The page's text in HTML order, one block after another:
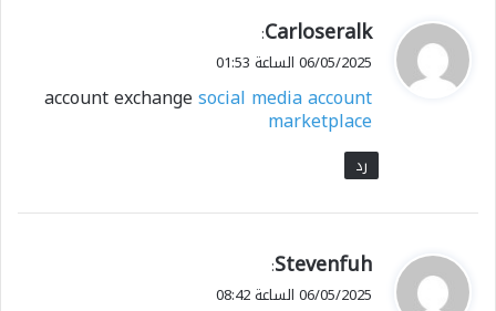
ي
ق
ل
Carloseralk
:
06/05/2025 الساعة 01:53
account exchangesocial media account
marketplace
رد
ي
ق
Stevenfuh
:
06/05/2025 الساعة 08:42